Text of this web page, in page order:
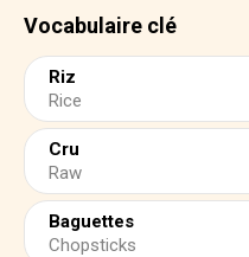
Vocabulaire clé
Riz
Rice
Cru
Raw
Baguettes
Chopsticks